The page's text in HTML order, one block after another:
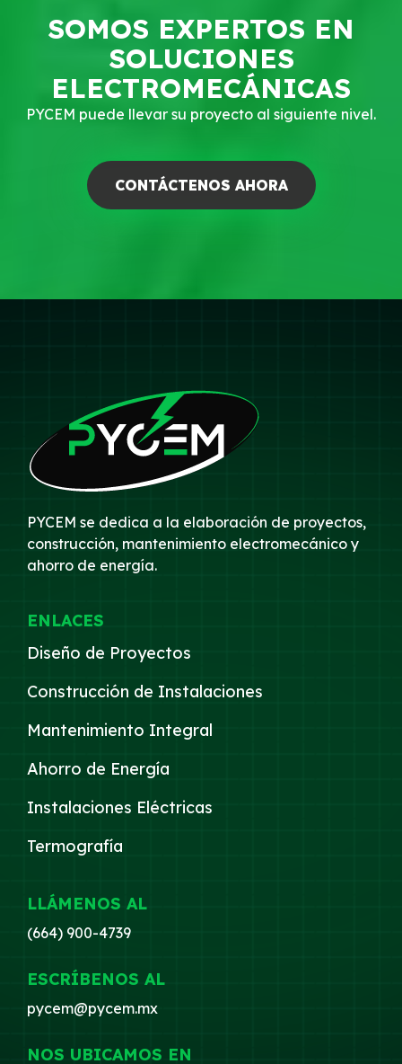
SOMOS EXPERTOS EN
SOLUCIONES
ELECTROMECÁNICAS
PYCEM puede llevar su proyecto al siguiente nivel.
CONTÁCTENOS AHORA
PYCEM se dedica a la elaboración de proyectos,
construcción, mantenimiento electromecánico y
ahorro de energía.
ENLACES
Diseño de Proyectos
Construcción de Instalaciones
Mantenimiento Integral
Ahorro de Energía
Instalaciones Eléctricas
Termografía
LLÁMENOS AL
(664) 900-4739
ESCRÍBENOS AL
pycem@pycem.mx
NOS UBICAMOS EN